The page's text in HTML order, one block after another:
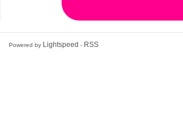
Powered by Lightspeed - RSS